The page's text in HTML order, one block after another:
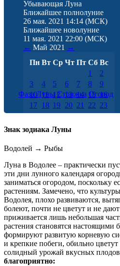
Убывающая Луна
Ближайшее полнолуние
26 мая. 2021 14:14 (МСК)
Ближайшее новолуние
11 мая. 2021 22:00 (МСК)
← Май 2021 →
Пн Вт Ср Чт Пт Сб Вс
1
2
3
4 5 6 7 8
9
10 11 12 13 14 15 16
17 18 19 20 21 22 23
24 25 26 27 28 29
30 31
Фаза Луны Стрижка Огород
Знак зодиака Луны
Водолей → Рыбы
Луна в Водолее – практически
эти дни лунного календаря
заниматься огородом, поскольку
растениям. Замечено, что
Водолея, плохо развиваются,
болеют, почти не цветут и не
приживается лишь небольшая
растения становятся настоящими
формируют развитую корневую
и крепкие побеги, обильно
солидный урожай вкусных
благоприятно: